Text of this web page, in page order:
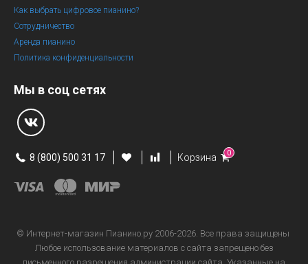
Как выбрать цифровое пианино?
Сотрудничество
Аренда пианино
Политика конфиденциальности
Мы в соц сетях
8 (800) 500 31 17 Корзина 0
© Интернет-магазин Пианино.ру 2006-2026. Все права защищены
Любое использование материалов с сайта запрещено без